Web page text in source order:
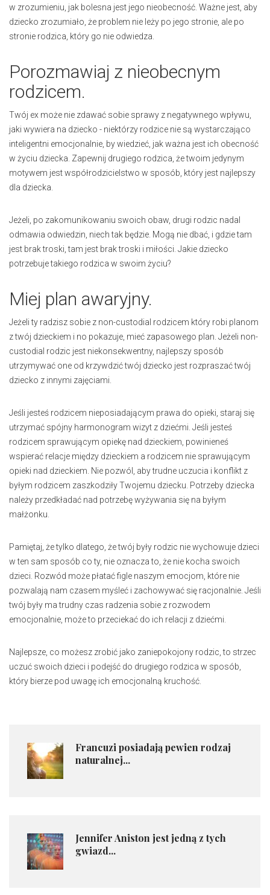
w zrozumieniu, jak bolesna jest jego nieobecność. Ważne jest, aby
dziecko zrozumiało, że problem nie leży po jego stronie, ale po
stronie rodzica, który go nie odwiedza.
Porozmawiaj z nieobecnym
rodzicem.
Twój ex może nie zdawać sobie sprawy z negatywnego wpływu,
jaki wywiera na dziecko - niektórzy rodzice nie są wystarczająco
inteligentni emocjonalnie, by wiedzieć, jak ważna jest ich obecność
w życiu dziecka. Zapewnij drugiego rodzica, że twoim jedynym
motywem jest współrodzicielstwo w sposób, który jest najlepszy
dla dziecka.
Jeżeli, po zakomunikowaniu swoich obaw, drugi rodzic nadal
odmawia odwiedzin, niech tak będzie. Mogą nie dbać, i gdzie tam
jest brak troski, tam jest brak troski i miłości. Jakie dziecko
potrzebuje takiego rodzica w swoim życiu?
Miej plan awaryjny.
Jeżeli ty radzisz sobie z non-custodial rodzicem który robi planom
z twój dzieckiem i no pokazuje, mieć zapasowego plan. Jeżeli non-
custodial rodzic jest niekonsekwentny, najlepszy sposób
utrzymywać one od krzywdzić twój dziecko jest rozpraszać twój
dziecko z innymi zajęciami.
Jeśli jesteś rodzicem nieposiadającym prawa do opieki, staraj się
utrzymać spójny harmonogram wizyt z dziećmi. Jeśli jesteś
rodzicem sprawującym opiekę nad dzieckiem, powinieneś
wspierać relacje między dzieckiem a rodzicem nie sprawującym
opieki nad dzieckiem. Nie pozwól, aby trudne uczucia i konflikt z
byłym rodzicem zaszkodziły Twojemu dziecku. Potrzeby dziecka
należy przedkładać nad potrzebę wyżywania się na byłym
małżonku.
Pamiętaj, że tylko dlatego, że twój były rodzic nie wychowuje dzieci
w ten sam sposób co ty, nie oznacza to, że nie kocha swoich
dzieci. Rozwód może płatać figle naszym emocjom, które nie
pozwalają nam czasem myśleć i zachowywać się racjonalnie. Jeśli
twój były ma trudny czas radzenia sobie z rozwodem
emocjonalnie, może to przeciekać do ich relacji z dziećmi.
Najlepsze, co możesz zrobić jako zaniepokojony rodzic, to strzec
uczuć swoich dzieci i podejść do drugiego rodzica w sposób,
który bierze pod uwagę ich emocjonalną kruchość.
Francuzi posiadają pewien rodzaj
naturalnej...
Jennifer Aniston jest jedną z tych
gwiazd...